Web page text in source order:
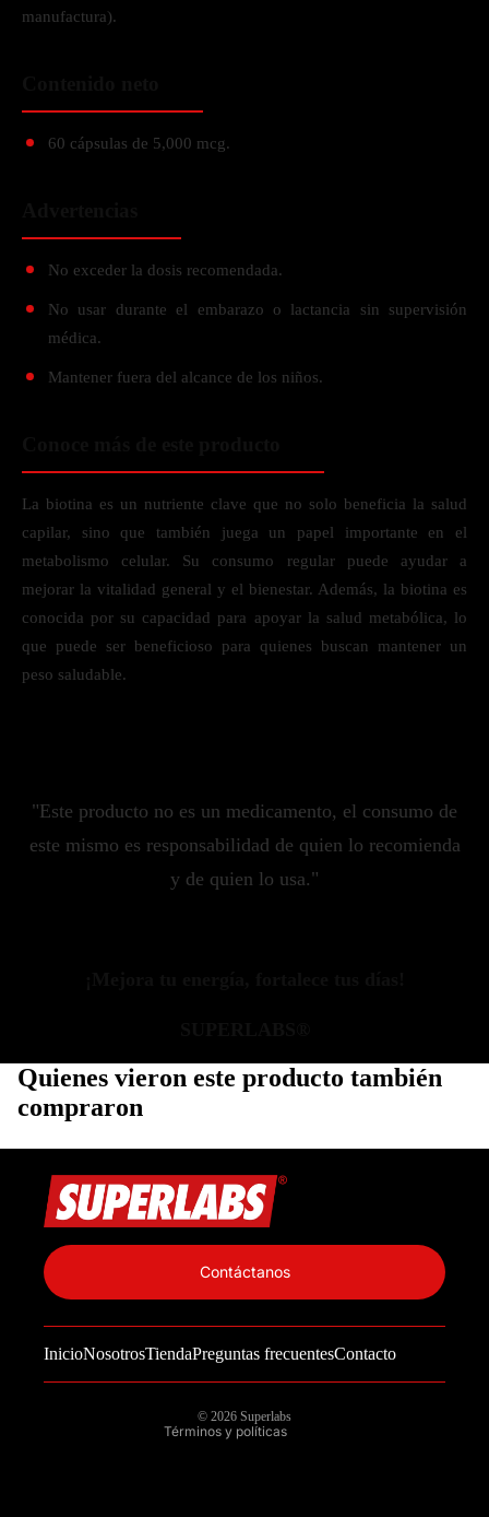
manufactura).
60 cápsulas de 5,000 mcg.
No exceder la dosis recomendada.
No usar durante el embarazo o lactancia sin supervisión
médica.
Mantener fuera del alcance de los niños.
La biotina es un nutriente clave que no solo beneficia la salud
capilar, sino que también juega un papel importante en el
metabolismo celular. Su consumo regular puede ayudar a
mejorar la vitalidad general y el bienestar. Además, la biotina es
conocida por su capacidad para apoyar la salud metabólica, lo
que puede ser beneficioso para quienes buscan mantener un
peso saludable.
"Este producto no es un medicamento, el consumo de
este mismo es responsabilidad de quien lo recomienda
y de quien lo usa."
Quienes vieron este producto también
compraron
InicioNosotrosTiendaPreguntas frecuentesContacto
Contáctanos
© 2026 Superlabs
Términos y políticas
Información de contacto
Política de reembolso
Términos del servicio
Política de envío